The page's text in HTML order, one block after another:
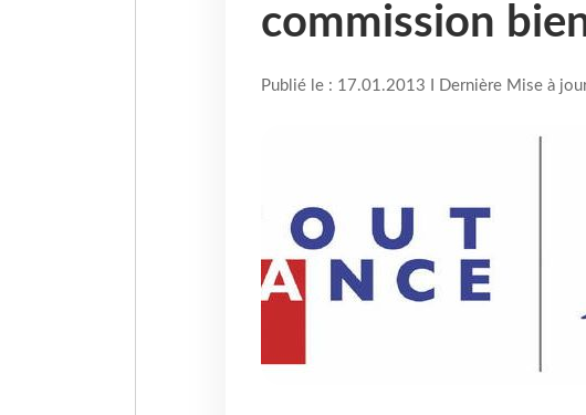
commission
Publié le : 17.01.2013 I Dernière Mise à